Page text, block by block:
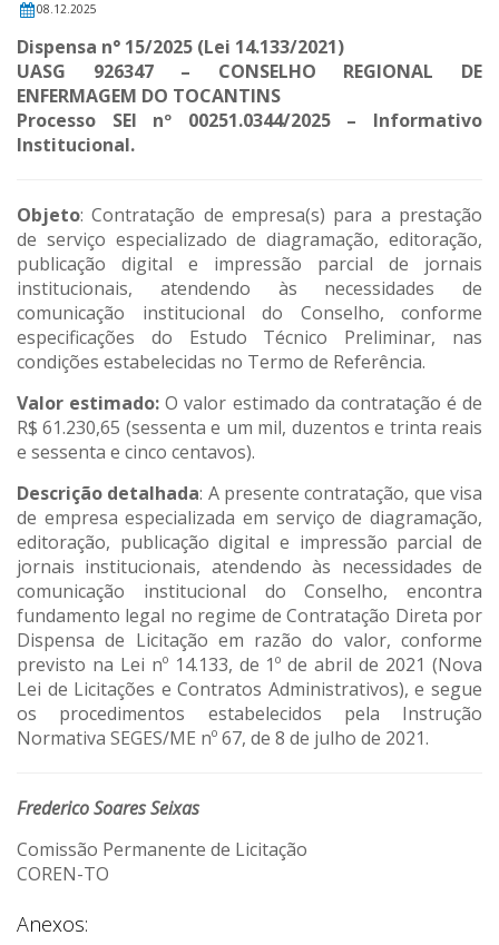
08.12.2025
Dispensa n° 15/2025 (Lei 14.133/2021)
UASG 926347 – CONSELHO REGIONAL DE
ENFERMAGEM DO TOCANTINS
Processo SEI nº 00251.0344/2025 – Informativo
Institucional.
Objeto: Contratação de empresa(s) para a prestação
de serviço especializado de diagramação, editoração,
publicação digital e impressão parcial de jornais
institucionais, atendendo às necessidades de
comunicação institucional do Conselho, conforme
especificações do Estudo Técnico Preliminar, nas
condições estabelecidas no Termo de Referência.
Valor estimado: O valor estimado da contratação é de
R$ 61.230,65 (sessenta e um mil, duzentos e trinta reais
e sessenta e cinco centavos).
Descrição detalhada: A presente contratação, que visa
de empresa especializada em serviço de diagramação,
editoração, publicação digital e impressão parcial de
jornais institucionais, atendendo às necessidades de
comunicação institucional do Conselho, encontra
fundamento legal no regime de Contratação Direta por
Dispensa de Licitação em razão do valor, conforme
previsto na Lei nº 14.133, de 1º de abril de 2021 (Nova
Lei de Licitações e Contratos Administrativos), e segue
os procedimentos estabelecidos pela Instrução
Normativa SEGES/ME nº 67, de 8 de julho de 2021.
Frederico Soares Seixas
Comissão Permanente de Licitação
COREN-TO
Anexos: